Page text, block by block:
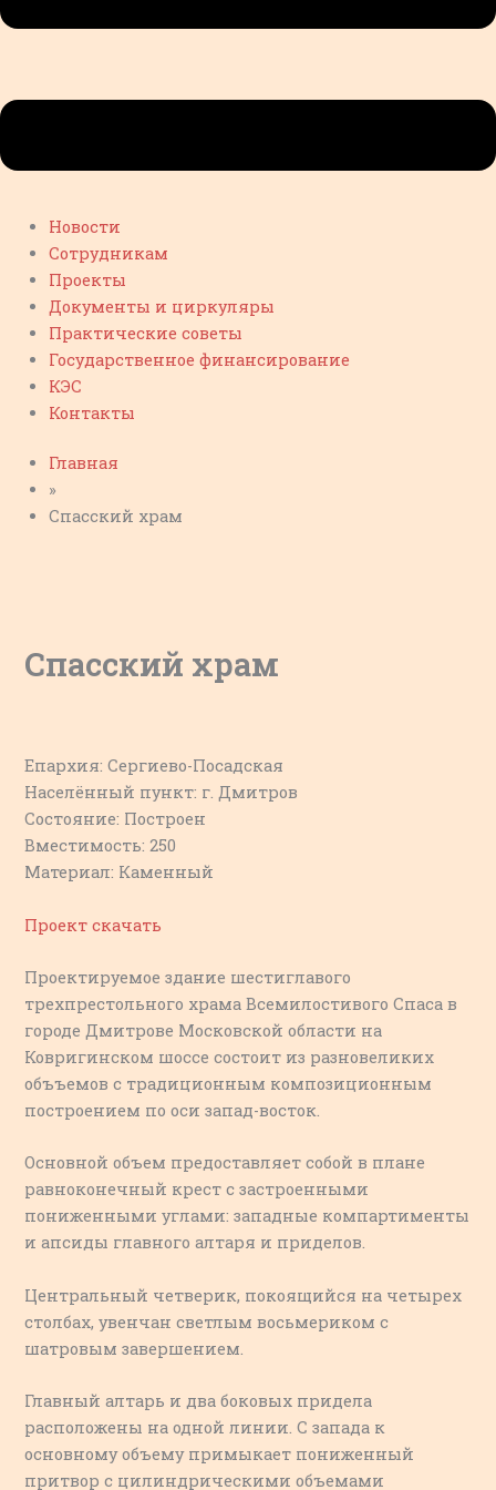
Новости
Сотрудникам
Проекты
Документы и циркуляры
Практические советы
Государственное финансирование
КЭС
Контакты
Главная
»
Спасский храм
Спасский храм
Епархия: Сергиево-Посадская
Населённый пункт: г. Дмитров
Состояние: Построен
Вместимость: 250
Материал: Каменный
Проект скачать
Проектируемое здание шестиглавого
трехпрестольного храма Всемилостивого Спаса в
городе Дмитрове Московской области на
Ковригинском шоссе состоит из разновеликих
объъемов с традиционным композиционным
построением по оси запад-восток.
Основной объем предоставляет собой в плане
равноконечный крест с застроенными
пониженными углами: западные компартименты
и апсиды главного алтаря и приделов.
Центральный четверик, покоящийся на четырех
столбах, увенчан светлым восьмериком с
шатровым завершением.
Главный алтарь и два боковых придела
расположены на одной линии. С запада к
основному объему примыкает пониженный
притвор с цилиндрическими объемами